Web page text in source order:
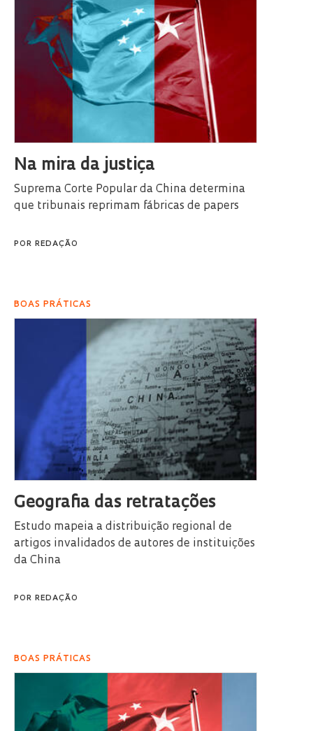
Na mira da justiça
Suprema Corte Popular da China determina
que tribunais reprimam fábricas de papers
POR REDAÇÃO
BOAS PRÁTICAS
Geografia das retratações
Estudo mapeia a distribuição regional de
artigos invalidados de autores de instituições
da China
POR REDAÇÃO
BOAS PRÁTICAS